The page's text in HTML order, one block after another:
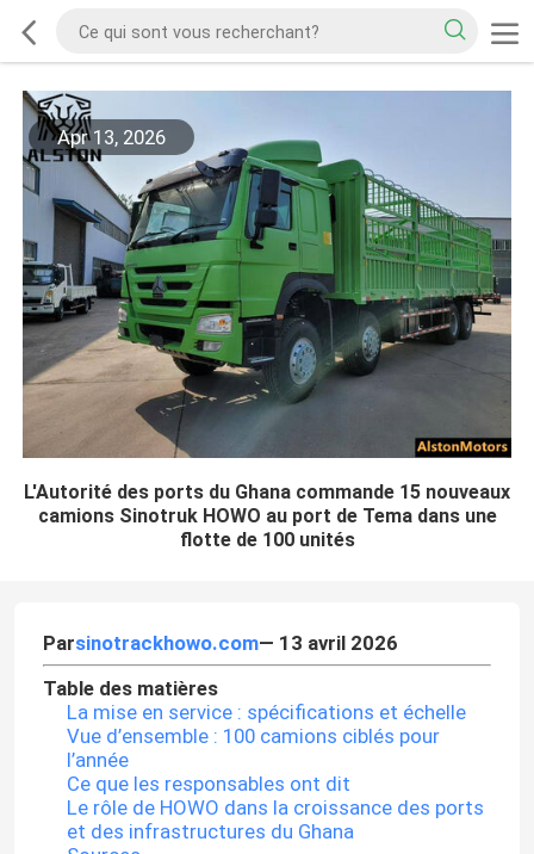
Apr 13, 2026
L'Autorité des ports du Ghana commande 15 nouveaux
camions Sinotruk HOWO au port de Tema dans une
flotte de 100 unités
Parsinotrackhowo.com— 13 avril 2026
Table des matières
La mise en service : spécifications et échelle
Vue d’ensemble : 100 camions ciblés pour
l’année
Ce que les responsables ont dit
Le rôle de HOWO dans la croissance des ports
et des infrastructures du Ghana